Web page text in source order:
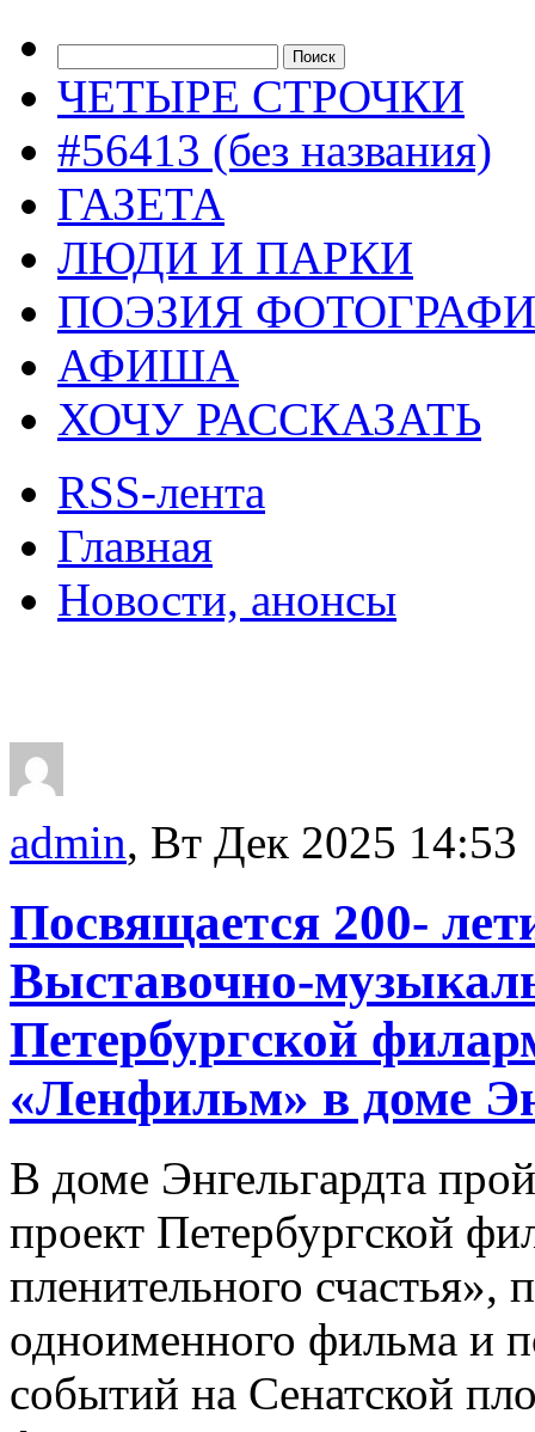
ЧЕТЫРЕ СТРОЧКИ
#56413 (без названия)
ГАЗЕТА
ЛЮДИ И ПАРКИ
ПОЭЗИЯ
АФИША
ХОЧУ РАССКАЗАТЬ
RSS-лента
Главная
Новости, анонсы
admin, Вт Дек 2025 14:53
Посвящается 200-
Выставочно-
Петербургской
«Ленфильм» в доме
В доме Энгельгардта
проект Петербургской
пленительного
одноименного фильма и
событий на Сенатской